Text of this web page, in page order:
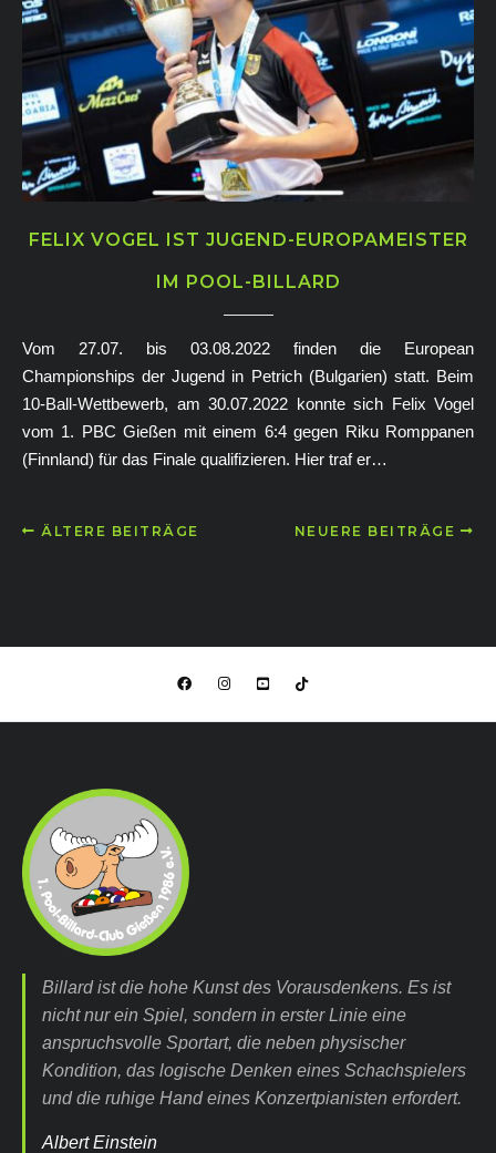
FELIX VOGEL IST JUGEND-EUROPAMEISTER
IM POOL-BILLARD
Vom 27.07. bis 03.08.2022 finden die European
Championships der Jugend in Petrich (Bulgarien) statt. Beim
10-Ball-Wettbewerb, am 30.07.2022 konnte sich Felix Vogel
vom 1. PBC Gießen mit einem 6:4 gegen Riku Romppanen
(Finnland) für das Finale qualifizieren. Hier traf er…
ÄLTERE BEITRÄGE NEUERE BEITRÄGE
Billard ist die hohe Kunst des Vorausdenkens. Es ist
nicht nur ein Spiel, sondern in erster Linie eine
anspruchsvolle Sportart, die neben physischer
Kondition, das logische Denken eines Schachspielers
und die ruhige Hand eines Konzertpianisten erfordert.
Albert Einstein